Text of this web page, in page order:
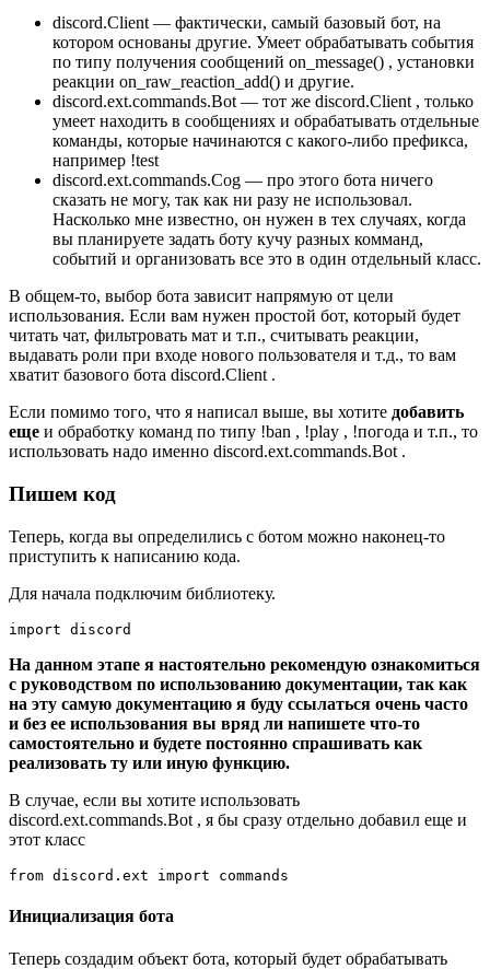
discord.Client — фактически, самый базовый бот, на
котором основаны другие. Умеет обрабатывать события
по типу получения сообщений on_message() , установки
реакции on_raw_reaction_add() и другие.
discord.ext.commands.Bot — тот же discord.Client , только
умеет находить в сообщениях и обрабатывать отдельные
команды, которые начинаются с какого-либо префикса,
например !test
discord.ext.commands.Cog — про этого бота ничего
сказать не могу, так как ни разу не использовал.
Насколько мне известно, он нужен в тех случаях, когда
вы планируете задать боту кучу разных комманд,
событий и организовать все это в один отдельный класс.
В общем-то, выбор бота зависит напрямую от цели
использования. Если вам нужен простой бот, который будет
читать чат, фильтровать мат и т.п., считывать реакции,
выдавать роли при входе нового пользователя и т.д., то вам
хватит базового бота discord.Client .
Если помимо того, что я написал выше, вы хотите добавить
еще и обработку команд по типу !ban , !play , !погода и т.п., то
использовать надо именно discord.ext.commands.Bot .
Пишем код
Теперь, когда вы определились с ботом можно наконец-то
приступить к написанию кода.
Для начала подключим библиотеку.
import discord
На данном этапе я настоятельно рекомендую ознакомиться
с руководством по использованию документации, так как
на эту самую документацию я буду ссылаться очень часто
и без ее использования вы вряд ли напишете что-то
самостоятельно и будете постоянно спрашивать как
реализовать ту или иную функцию.
В случае, если вы хотите использовать
discord.ext.commands.Bot , я бы сразу отдельно добавил еще и
этот класс
from discord.ext import commands
Инициализация бота
Теперь создадим объект бота, который будет обрабатывать